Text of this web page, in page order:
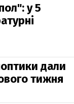
у 5
дали
тижня